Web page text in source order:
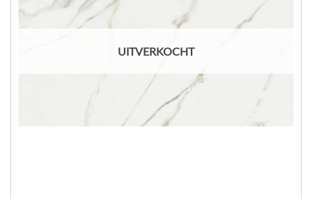
UITVERKOCHT